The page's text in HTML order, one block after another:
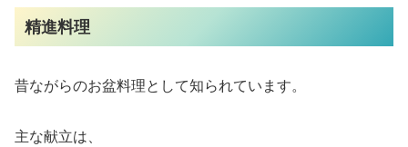
精進料理
昔ながらのお盆料理として知られています。
主な献立は、